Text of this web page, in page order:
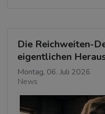
Die Reichweiten-
eigentlichen
Montag, 06. Juli 2026
News